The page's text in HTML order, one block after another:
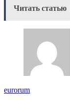
Читать статью
eurorum